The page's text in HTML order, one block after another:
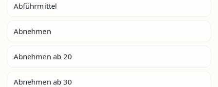
Abführmittel
Abnehmen
Abnehmen ab 20
Abnehmen ab 30